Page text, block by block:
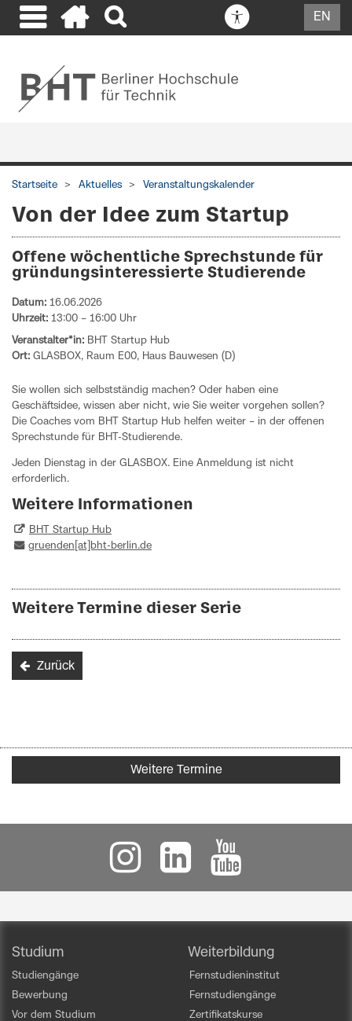
EN
Startseite Aktuelles Veranstaltungskalender
Von der Idee zum Startup
Offene wöchentliche Sprechstunde für
gründungsinteressierte Studierende
Datum: 16.06.2026
Uhrzeit: 13:00 – 16:00 Uhr
Veranstalter*in: BHT Startup Hub
Ort: GLASBOX, Raum E00, Haus Bauwesen (D)
Sie wollen sich selbstständig machen? Oder haben eine
Geschäftsidee, wissen aber nicht, wie Sie weiter vorgehen sollen?
Die Coaches vom BHT Startup Hub helfen weiter – in der offenen
Sprechstunde für BHT-Studierende.
Jeden Dienstag in der GLASBOX. Eine Anmeldung ist nicht
erforderlich.
Weitere Informationen
BHT Startup Hub
gruenden[at]bht-berlin.de
Weitere Termine dieser Serie
Zurück
Weitere Termine
Studium
Studiengänge
Bewerbung
Vor dem Studium
Weiterbildung
Fernstudieninstitut
Fernstudiengänge
Zertifikatskurse